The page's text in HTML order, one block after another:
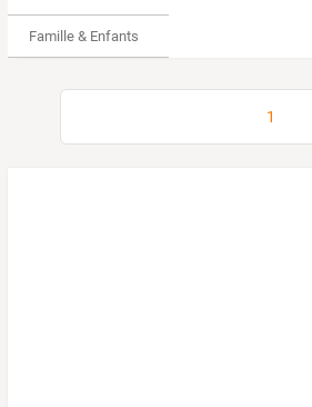
Famille & Enfants
1